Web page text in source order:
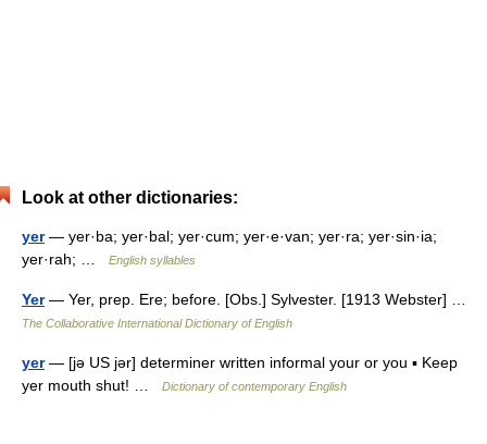
Look at other dictionaries:
yer— yer·ba; yer·bal; yer·cum; yer·e·van; yer·ra; yer·sin·ia;
yer·rah; …
English syllables
Yer— Yer, prep. Ere; before. [Obs.] Sylvester. [1913 Webster] …
The Collaborative International Dictionary of English
yer— [jə US jər] determiner written informal your or you ▪ Keep
yer mouth shut! …
Dictionary of contemporary English